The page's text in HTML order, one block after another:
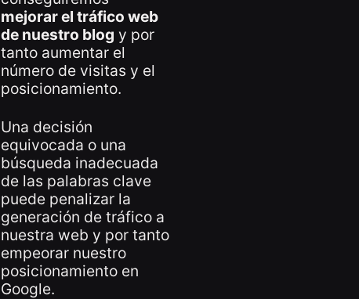
mejorar el tráfico web
de nuestro blog y por
tanto aumentar el
número de visitas y el
posicionamiento.
Una decisión
equivocada o una
búsqueda inadecuada
de las palabras clave
puede penalizar la
generación de tráfico a
nuestra web y por tanto
empeorar nuestro
posicionamiento en
Google.